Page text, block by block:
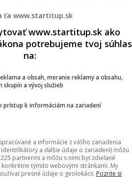
ťa www.startitup.sk
www.startitup.sk ako
potrebujeme tvoj súhlas
na:
a obsah, meranie reklamy a obsahu,
skupín a vývoj služieb
prístup k informáciám na zariadení
a informácie z vášho zariadenia
a ďalšie údaje o zariadení) môžu
partnermi a môžu s nimi byť zdieľané
týmito webovými stránkami. My
presné údaje o geolokácii. Pozrite si